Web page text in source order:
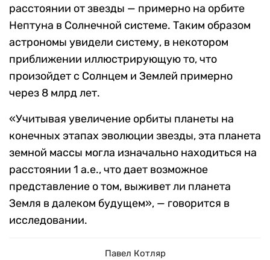
расстоянии от звезды — примерно на орбите
Нептуна в Солнечной системе. Таким образом
астрономы увидели систему, в некотором
приближении иллюстрирующую то, что
произойдет с Солнцем и Землей примерно
через 8 млрд лет.
«Учитывая увеличение орбиты планеты на
конечных этапах эволюции звезды, эта планета
земной массы могла изначально находиться на
расстоянии 1 а.е., что дает возможное
представление о том, выживет ли планета
Земля в далеком будущем», — говорится в
исследовании.
Павел Котляр